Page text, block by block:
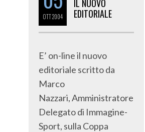
OTT2004
IL NUOVO
EDITORIALE
E’ on-line il nuovo
editoriale scritto da
Marco
Nazzari, Amministratore
Delegato di Immagine-
Sport, sulla Coppa